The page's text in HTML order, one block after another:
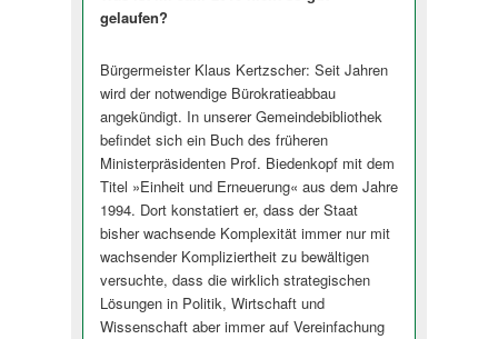
gelaufen?
Bürgermeister Klaus Kertzscher: Seit Jahren
wird der notwendige Bürokratieabbau
angekündigt. In unserer Gemeindebibliothek
befindet sich ein Buch des früheren
Ministerpräsidenten Prof. Biedenkopf mit dem
Titel »Einheit und Erneuerung« aus dem Jahre
1994. Dort konstatiert er, dass der Staat
bisher wachsende Komplexität immer nur mit
wachsender Kompliziertheit zu bewältigen
versuchte, dass die wirklich strategischen
Lösungen in Politik, Wirtschaft und
Wissenschaft aber immer auf Vereinfachung